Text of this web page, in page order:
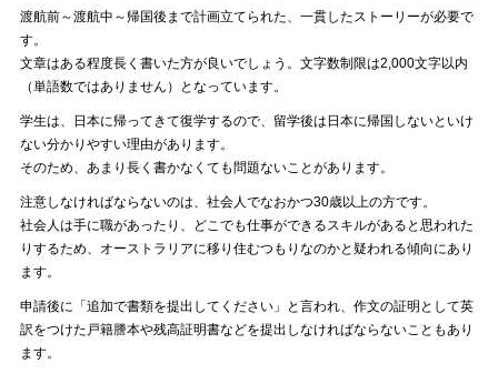
渡航前～渡航中～帰国後まで計画立てられた、一貫したストーリーが必要で
す。
文章はある程度長く書いた方が良いでしょう。文字数制限は2,000文字以内
（単語数ではありません）となっています。
学生は、日本に帰ってきて復学するので、留学後は日本に帰国しないといけ
ない分かりやすい理由があります。
そのため、あまり長く書かなくても問題ないことがあります。
注意しなければならないのは、社会人でなおかつ30歳以上の方です。
社会人は手に職があったり、どこでも仕事ができるスキルがあると思われた
りするため、オーストラリアに移り住むつもりなのかと疑われる傾向にあり
ます。
申請後に「追加で書類を提出してください」と言われ、作文の証明として英
訳をつけた戸籍謄本や残高証明書などを提出しなければならないこともあり
ます。